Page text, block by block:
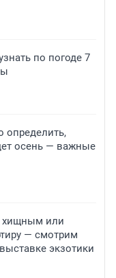
по погоде 7
определить,
осень — важные
хищным или
— смотрим
экзотики